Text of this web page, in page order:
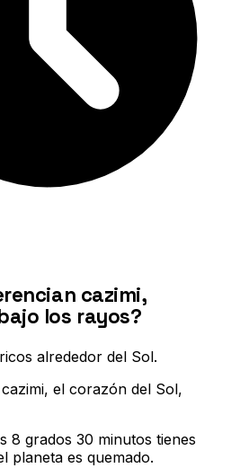
cazimi,
los rayos?
alrededor del Sol.
el corazón del Sol,
8 grados 30 minutos tienes
planeta es quemado.